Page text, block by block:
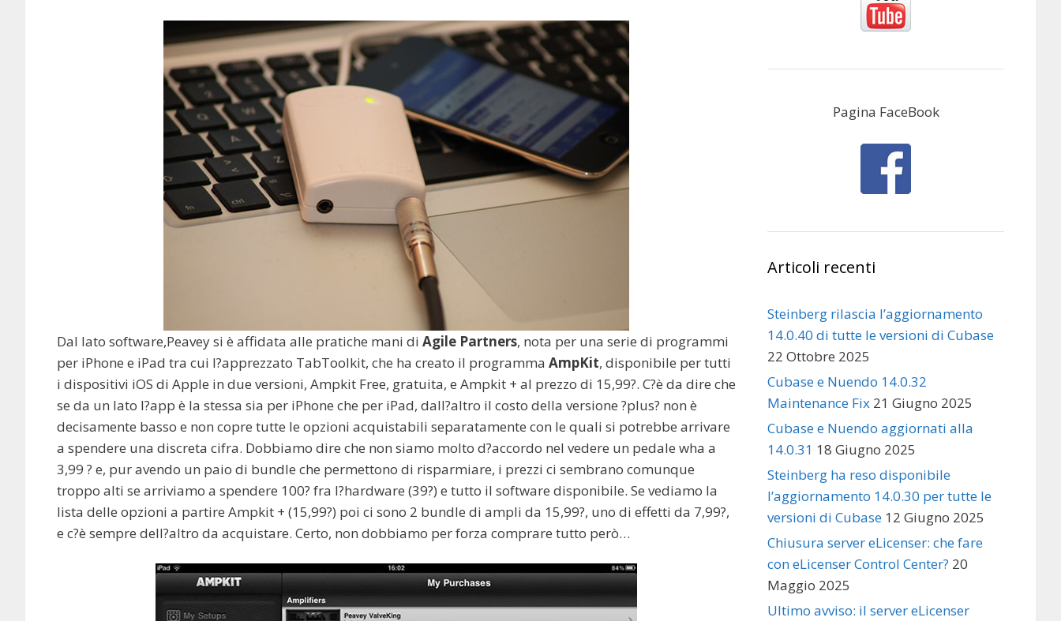
Dal lato software,Peavey si è affidata alle pratiche mani di Agile Partners, nota per una serie di programmi
per iPhone e iPad tra cui l?apprezzato TabToolkit, che ha creato il programma AmpKit, disponibile per tutti
i dispositivi iOS di Apple in due versioni, Ampkit Free, gratuita, e Ampkit + al prezzo di 15,99?. C?è da dire che
se da un lato l?app è la stessa sia per iPhone che per iPad, dall?altro il costo della versione ?plus? non è
decisamente basso e non copre tutte le opzioni acquistabili separatamente con le quali si potrebbe arrivare
a spendere una discreta cifra. Dobbiamo dire che non siamo molto d?accordo nel vedere un pedale wha a
3,99 ? e, pur avendo un paio di bundle che permettono di risparmiare, i prezzi ci sembrano comunque
troppo alti se arriviamo a spendere 100? fra l?hardware (39?) e tutto il software disponibile. Se vediamo la
lista delle opzioni a partire Ampkit + (15,99?) poi ci sono 2 bundle di ampli da 15,99?, uno di effetti da 7,99?,
e c?è sempre dell?altro da acquistare. Certo, non dobbiamo per forza comprare tutto però…
Pagina FaceBook
Articoli recenti
Steinberg rilascia l’aggiornamento
14.0.40 di tutte le versioni di Cubase
22 Ottobre 2025
Cubase e Nuendo 14.0.32
Maintenance Fix 21 Giugno 2025
Cubase e Nuendo aggiornati alla
14.0.31 18 Giugno 2025
Steinberg ha reso disponibile
l’aggiornamento 14.0.30 per tutte le
versioni di Cubase 12 Giugno 2025
Chiusura server eLicenser: che fare
con eLicenser Control Center? 20
Maggio 2025
Ultimo avviso: il server eLicenser